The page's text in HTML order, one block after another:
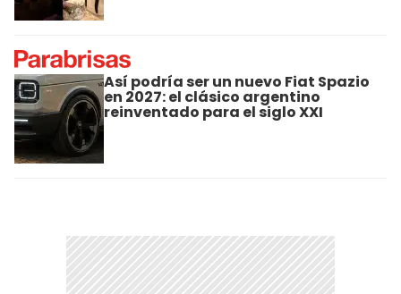
Así podría ser un nuevo Fiat Spazio
en 2027: el clásico argentino
reinventado para el siglo XXI